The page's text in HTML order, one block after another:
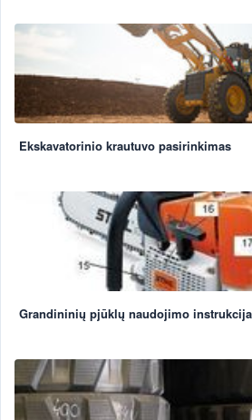
Ekskavatorinio krautuvo pasirinkimas
Grandininių pjūklų naudojimo instrukcija